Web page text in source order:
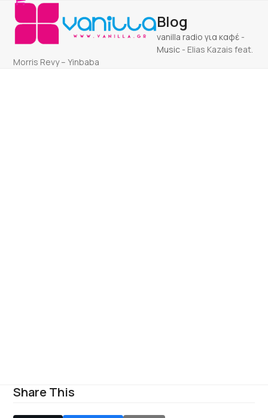
Skip
content
Open
mobile
menu
Close
mobile
menu
Blog
vanilla radio για καφέ -
Music - Elias Kazais feat.
Morris Revy – Yinbaba
Share This